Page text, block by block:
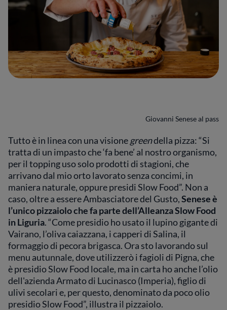
Giovanni Senese al pass
Tutto è in linea con una visione greendella pizza: “Si
tratta di un impasto che ‘fa bene’ al nostro organismo,
per il topping uso soloprodotti di stagioni, che
arrivano dal mio orto lavorato senza concimi, in
maniera naturale, oppure presidi Slow Food”. Non a
caso, oltre a essere Ambasciatore del Gusto,Senese è
l’unico pizzaiolo che fa parte dell’Alleanza Slow Food
in Liguria. “Come presidio ho usato il lupino gigante di
Vairano, l’oliva caiazzana, i capperi di Salina, il
formaggio di pecora brigasca. Ora sto lavorando sul
menu autunnale, dove utilizzerò i fagioli di Pigna, che
è presidio Slow Food locale, ma in carta ho anche l’olio
dell'azienda Armato di Lucinasco (Imperia), figlio di
ulivi secolari e, per questo, denominato da poco olio
presidio Slow Food”, illustra il pizzaiolo.